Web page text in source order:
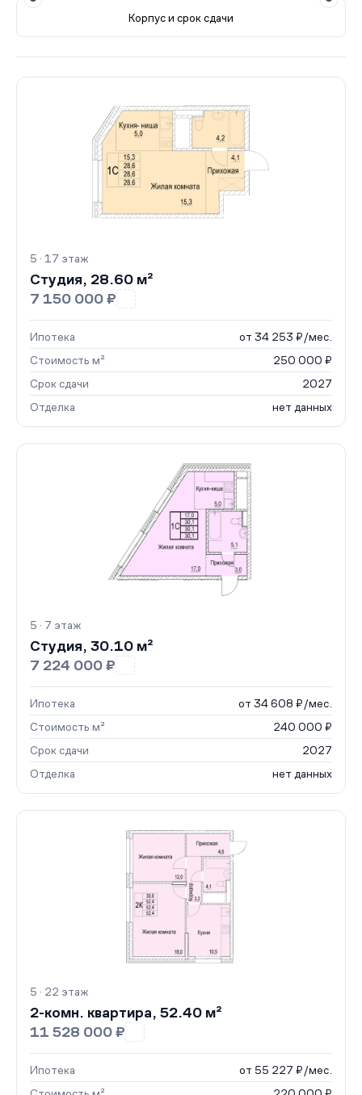
Корпус и срок сдачи
543 кв.III кв. 2027
5 · 17 этаж
Студия, 28.60 м²
7 150 000 ₽
Ипотека
от 34 253 ₽/мес.
Стоимость м²
250 000 ₽
Срок сдачи
2027
Отделка
нет данных
5 · 7 этаж
Студия, 30.10 м²
7 224 000 ₽
Ипотека
от 34 608 ₽/мес.
Стоимость м²
240 000 ₽
Срок сдачи
2027
Отделка
нет данных
5 · 22 этаж
2-комн. квартира, 52.40 м²
11 528 000 ₽
Ипотека
от 55 227 ₽/мес.